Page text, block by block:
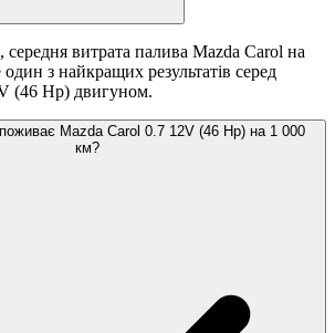
витрата палива Mazda Carol на
з найкращих результатів серед
(46 Hp) двигуном.
Mazda Carol 0.7 12V (46 Hp) на 1 000
км?